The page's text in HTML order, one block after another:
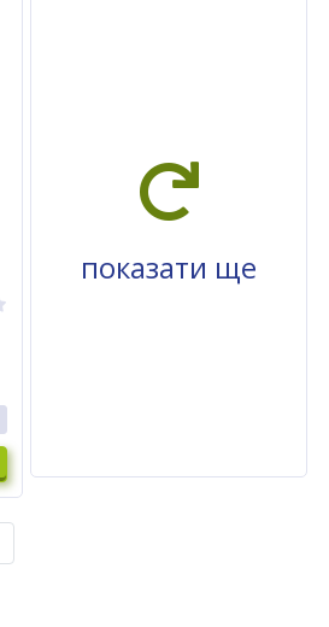
показати ще